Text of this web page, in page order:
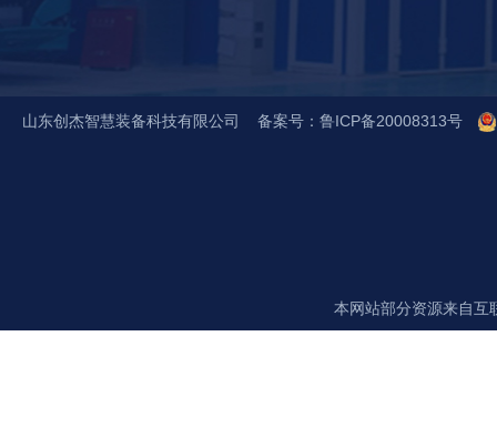
山东创杰智慧装备科技有限公司 备案号：鲁ICP备20008313号
本网站部分资源来自互